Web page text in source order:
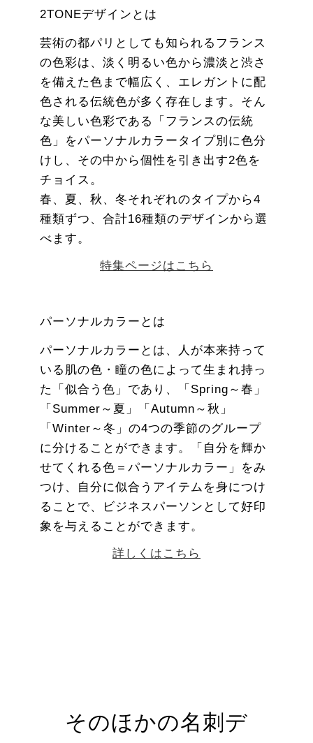
2TONEデザインとは
芸術の都パリとしても知られるフランス
の色彩は、淡く明るい色から濃淡と渋さ
を備えた色まで幅広く、エレガントに配
色される伝統色が多く存在します。そん
な美しい色彩である「フランスの伝統
色」をパーソナルカラータイプ別に色分
けし、その中から個性を引き出す2色を
チョイス。
春、夏、秋、冬それぞれのタイプから4
種類ずつ、合計16種類のデザインから選
べます。
特集ページはこちら
パーソナルカラーとは
パーソナルカラーとは、人が本来持って
いる肌の色・瞳の色によって生まれ持っ
た「似合う色」であり、「Spring～春」
「Summer～夏」「Autumn～秋」
「Winter～冬」の4つの季節のグループ
に分けることができます。「自分を輝か
せてくれる色＝パーソナルカラー」をみ
つけ、自分に似合うアイテムを身につけ
ることで、ビジネスパーソンとして好印
象を与えることができます。
詳しくはこちら
そのほかの名刺デ